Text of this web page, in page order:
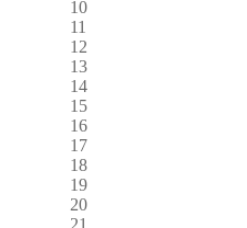
10
11
12
13
14
15
16
17
18
19
20
21